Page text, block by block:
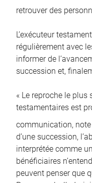
retrouver des
L’exécuteur
régulièrement avec
informer de
succession et,
« Le reproche le
testamentaires est
communication,
d’une succession,
interprétée comme
bénéficiaires
peuvent penser que